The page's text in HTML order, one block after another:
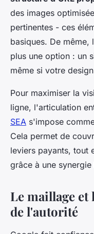
des images
pertinentes - ces
basiques. De même,
plus une option : un
même si votre
Pour maximiser la
ligne, l'articulation
SEA s'impose
Cela permet de
leviers payants, tout
grâce à une
Le maillage et
de l'autorité